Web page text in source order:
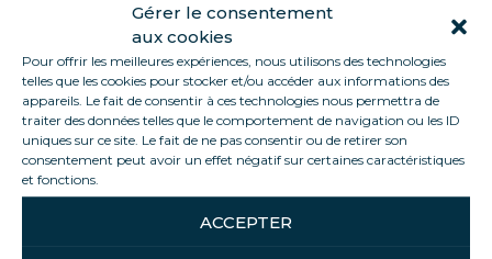
Gérer le consentement
aux cookies
Pour offrir les meilleures expériences, nous utilisons des technologies
telles que les cookies pour stocker et/ou accéder aux informations des
appareils. Le fait de consentir à ces technologies nous permettra de
traiter des données telles que le comportement de navigation ou les ID
uniques sur ce site. Le fait de ne pas consentir ou de retirer son
consentement peut avoir un effet négatif sur certaines caractéristiques
et fonctions.
ACCEPTER
Contenu du site
Loca Service ne peut garantir l’exactitude, la précision,
l’actualisation ou l’exhaustivité des informations mises à
disposition sur ce site. En conséquence, Loca Service
décline toute responsabilité pour les éventuelles
imprécisions, inexactitudes ou omissions portant sur
des informations disponibles sur ce site.
Propriété intellectuelle